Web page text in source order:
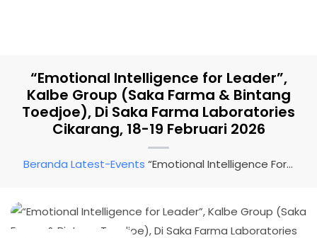
“Emotional Intelligence for Leader”,
Kalbe Group (Saka Farma & Bintang
Toedjoe), Di Saka Farma Laboratories
Cikarang, 18-19 Februari 2026
Beranda Latest-Events “Emotional Intelligence For Leader”, Kalbe Group (Saka Farma & Bintang Toedjoe), Di Saka Farma Laboratories Cikarang, 18-19 Februari 2026